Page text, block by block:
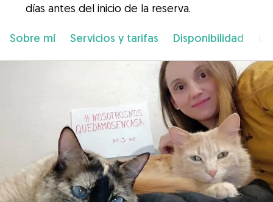
días antes del inicio de la reserva.
Sobre mí Servicios y tarifas Disponibilidad